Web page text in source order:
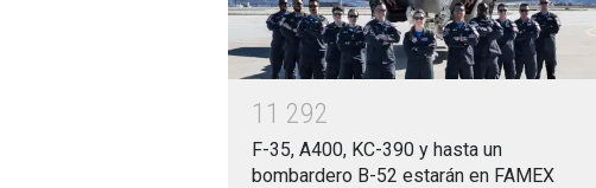
1 1 292
F-35, A400, KC-390 y hasta un
bombardero B-52 estarán en FAMEX